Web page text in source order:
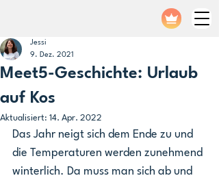
Meet5-Geschichte: Urlaub
auf Kos
Jessi
9. Dez. 2021
Aktualisiert: 14. Apr. 2022
Das Jahr neigt sich dem Ende zu und
die Temperaturen werden zunehmend
winterlich. Da muss man sich ab und